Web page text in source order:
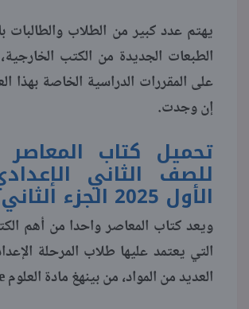
يهتم عدد كبير من الطلاب
الطبعات الجديدة من الكتب
على المقررات الدراسية الخاصة بهذا
إن وجدت.
تحميل كتاب
للصف الثاني
الأول 2025 الجزء الثاني
ويعد كتاب المعاصر واحدا من أهم
التي يعتمد عليها طلاب المرحلة
العديد من المواد، من بينهغ مادة العلوم Science.